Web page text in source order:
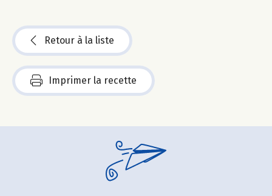
Retour à la liste
Imprimer la recette